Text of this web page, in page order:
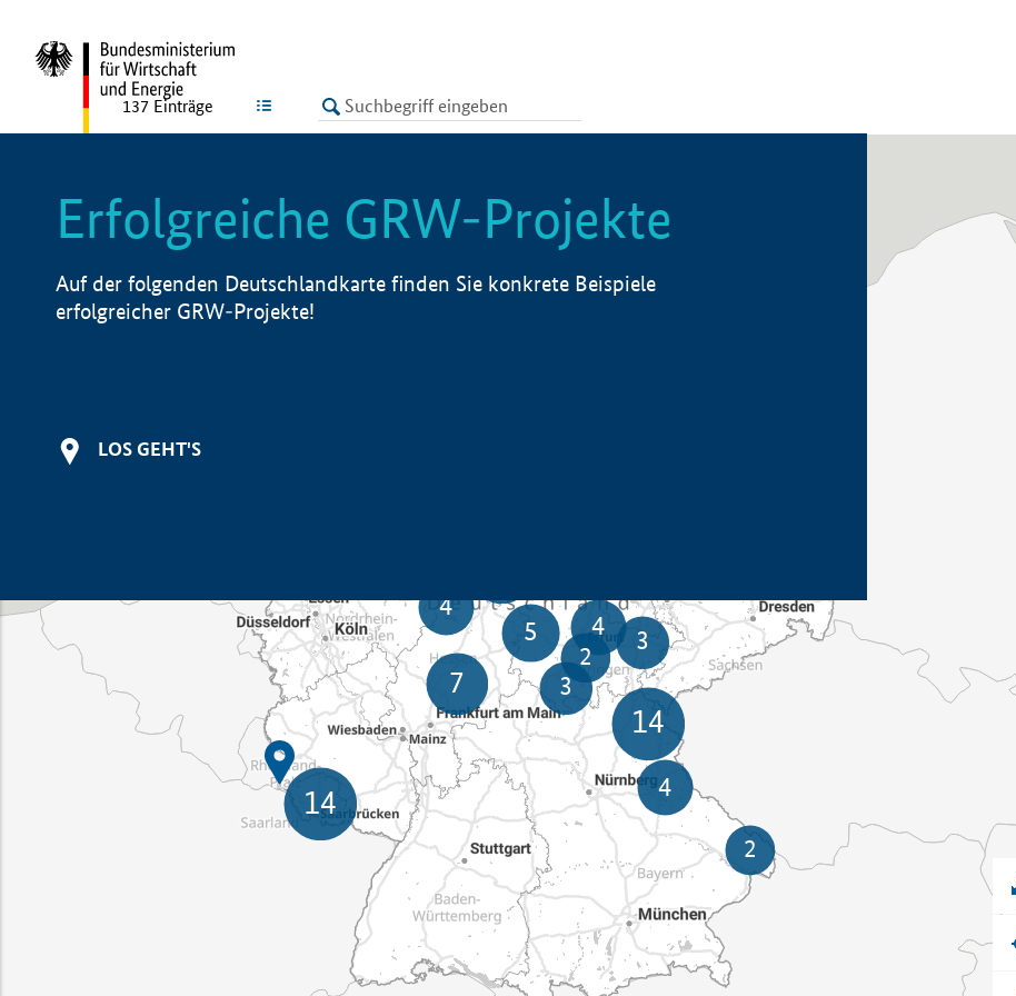
LISTE
137 Einträge
Erfolgreiche GRW-Projekte
Auf der folgenden Deutschlandkarte finden Sie konkrete Beispiele
erfolgreicher GRW-Projekte!
LOS GEHT'S